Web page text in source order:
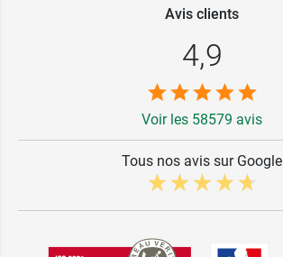
Avis clients
4,9
Voir les 58579 avis
Tous nos avis sur Google